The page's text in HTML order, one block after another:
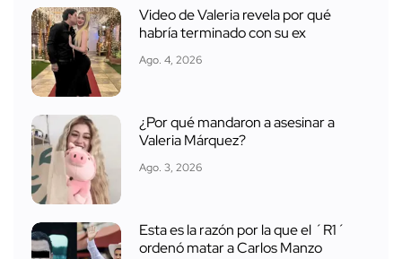
Video de Valeria revela por qué
habría terminado con su ex
Ago. 4, 2026
¿Por qué mandaron a asesinar a
Valeria Márquez?
Ago. 3, 2026
Esta es la razón por la que el ´R1´
ordenó matar a Carlos Manzo